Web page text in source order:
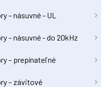
– násuvné - UL
– násuvné - do 20kHz
– prepínateľné
– závitové